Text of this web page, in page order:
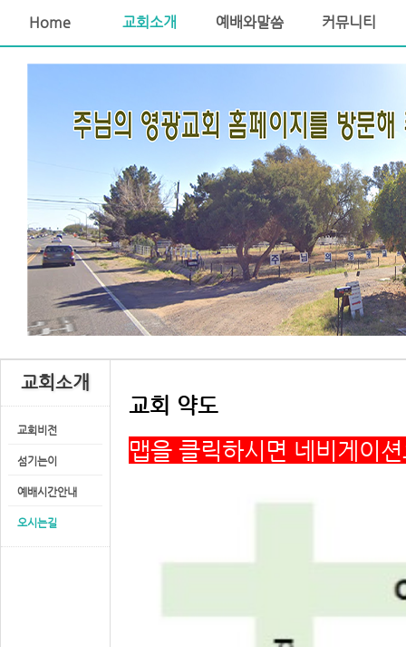
Home 교회소개 예배와말씀 커뮤니티
교회소개
교회비전
섬기는이
예배시간안내
오시는길
교회 약도
맵을 클릭하시면 네비게이